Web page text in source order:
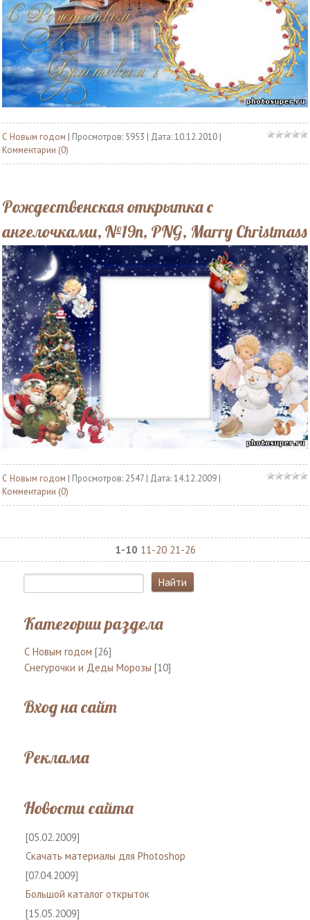
С Новым годом | Просмотров: 5953 | Дата:10.12.2010 |
Комментарии (0)
Рождественская открытка с
ангелочками, №19n, PNG, Marry Christmass
С Новым годом | Просмотров: 2547 | Дата:14.12.2009 |
Комментарии (0)
1-10 11-20 21-26
Категории раздела
С Новым годом [26]
Снегурочки и Деды Морозы [10]
Вход на сайт
Реклама
Новости сайта
[05.02.2009]
Скачать материалы для Photoshop
[07.04.2009]
Большой каталог открыток
[15.05.2009]